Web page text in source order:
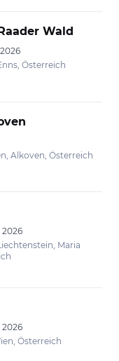
Wald
Österreich
Alkoven, Österreich
2026
Maria
2026
Österreich